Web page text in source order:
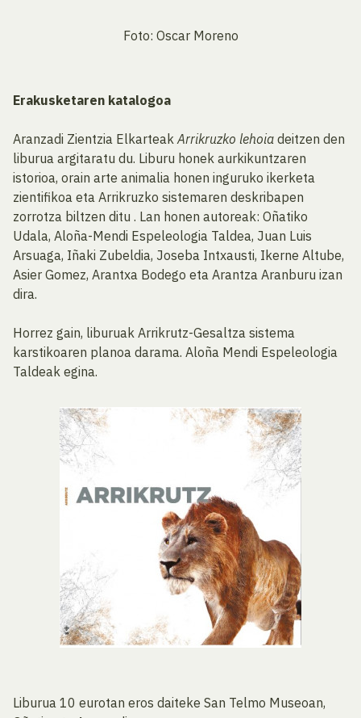
Foto: Oscar Moreno
Erakusketaren katalogoa
Aranzadi Zientzia Elkarteak Arrikruzko lehoia deitzen den
liburua argitaratu du. Liburu honek aurkikuntzaren
istorioa, orain arte animalia honen inguruko ikerketa
zientifikoa eta Arrikruzko sistemaren deskribapen
zorrotza biltzen ditu . Lan honen autoreak: Oñatiko
Udala, Aloña-Mendi Espeleologia Taldea, Juan Luis
Arsuaga, Iñaki Zubeldia, Joseba Intxausti, Ikerne Altube,
Asier Gomez, Arantxa Bodego eta Arantza Aranburu izan
dira.
Horrez gain, liburuak Arrikrutz-Gesaltza sistema
karstikoaren planoa darama. Aloña Mendi Espeleologia
Taldeak egina.
Liburua 10 eurotan eros daiteke San Telmo Museoan,